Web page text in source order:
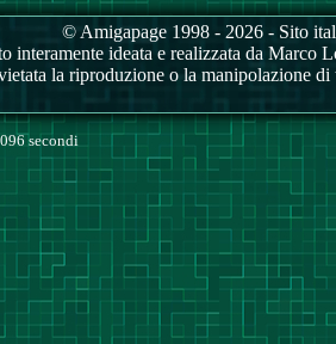
© Amigapage 1998 - 2026 - Sito
interamente ideata e realizzata da
la riproduzione o la manipolazione
secondi